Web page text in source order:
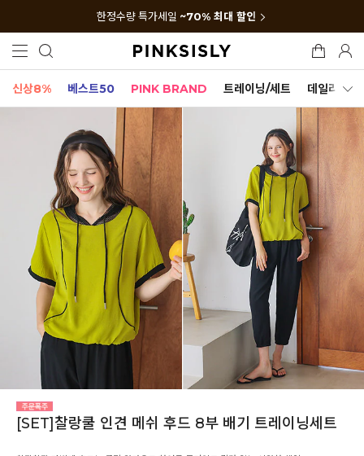
한정수량 특가세일 ~70% 최대 할인
신상8% 베스트50 PINK BRAND 트레이닝/세트 데일리세트
[SET]찰랑쿨 인견 메쉬 후드 8부 배기 트레이닝세트